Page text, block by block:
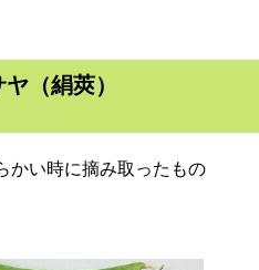
（絹莢）
かい時に摘み取ったもの